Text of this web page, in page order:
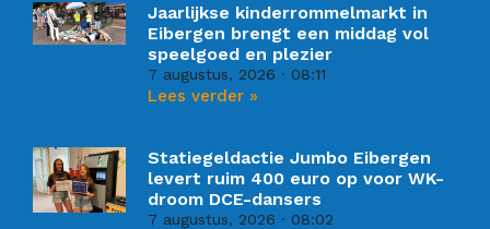
Jaarlijkse kinderrommelmarkt in
Eibergen brengt een middag vol
speelgoed en plezier
7 augustus, 2026 08:11
Lees verder »
Statiegeldactie Jumbo Eibergen
levert ruim 400 euro op voor WK-
droom DCE-dansers
7 augustus, 2026 08:02